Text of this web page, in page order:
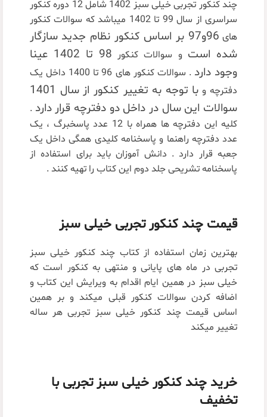
چند کنکور تجربی خیلی سبز 1402 شامل 12 دوره کنکور
سراسری از سال 99 تا 1402 میباشد که سوالات کنکور
های
96و97 بر اساس کنکور نظام جدید سازگار
شده است و سوالات کنکور
98 تا 1402 عینا
وجود دارد
. سوالات کنکور های 96 تا 1400 داخل یک
دفترچه و
با توجه به تغییر کنکور از سال 1401
سوالات این سال در داخل دو دفترچه قرار دارد .
کلیه این دفترچه ها همراه با 12 عدد پاسخبرگ ، یک
عدد دفترچه راهنما و پاسخنامه کلیدی همگی داخل یک
جعبه قرار دارد . دانش آموزان باید برای استفاده از
پاسخنامه تشریحی جلد دوم این کتاب را تهیه کنند .
قیمت چند کنکور تجربی خیلی سبز
بهترین زمان استفاده از کتاب چند کنکور خیلی سبز
تجربی در ماه های پایانی و منتهی به کنکور است که
خیلی سبز در همین ایام اقدام به ویرایش این کتاب و
اضافه کردن سوالات کنکور قبلی میکند و بر همین
اساس قیمت چند کنکور خیلی سبز تجربی هر ساله
تغییر میکند
خرید چند کنکور خیلی سبز تجربی با
تخفیف